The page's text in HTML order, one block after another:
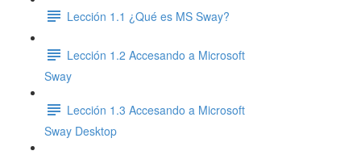
Lección 1.1 ¿Qué es MS Sway?
Lección 1.2 Accesando a Microsoft
Sway
Lección 1.3 Accesando a Microsoft
Sway Desktop